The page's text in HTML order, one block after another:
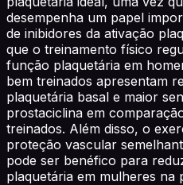
desempenha um papel
de inibidores da ativação
que o treinamento físico
função plaquetária em
bem treinados apresentam
plaquetária basal e maior
prostaciclina em
treinados. Além disso, o
proteção vascular
pode ser benéfico para
plaquetária em mulheres na